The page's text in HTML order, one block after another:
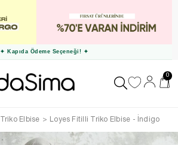
✦ Kapıda Ödeme Seçeneği! ✦
0
Triko Elbise Loyes Fitilli Triko Elbise - İndigo